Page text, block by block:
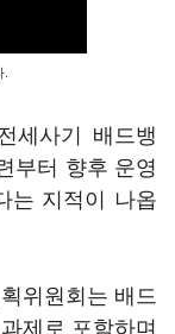
세사기 배드뱅
부터 향후 운영
는 지적이 나옵
위원회는 배드
제로 포함하며